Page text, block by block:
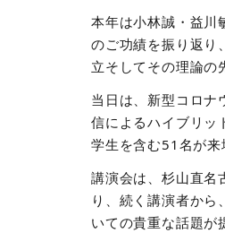
本年は小林誠・益川
のご功績を振り返り
立そしてその理論の
当日は、新型コロナ
信によるハイブリッ
学生を含む51 名が
講演会は、杉山直名
り、続く講演者か
いての貴重な話題が